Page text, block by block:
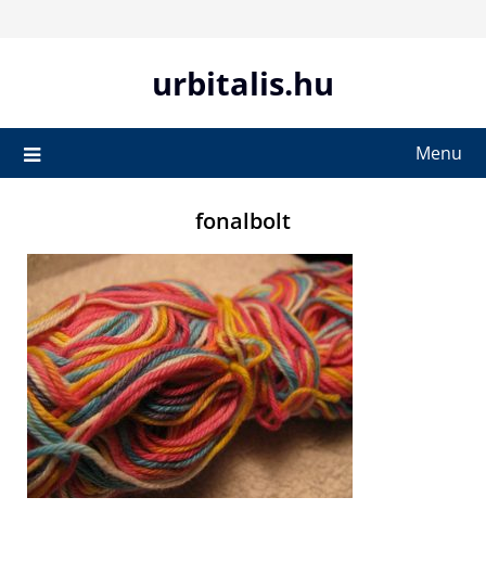
urbitalis.hu
Menu
fonalbolt